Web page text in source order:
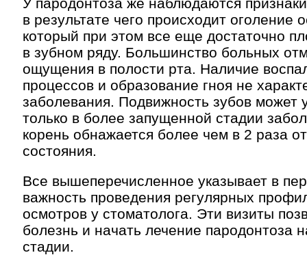
в результате чего происходит оголение
который при этом все еще достаточно
в зубном ряду. Большинство больных
ощущения в полости рта. Наличие
процессов и образование гноя не
заболевания. Подвижность зубов может
только в более запущенной стадии
корень обнажается более чем в 2 раза
состояния.
Все вышеперечисленное указывает в
важность проведения регулярных
осмотров у стоматолога. Эти визиты
болезнь и начать лечение пародонтоза
стадии.